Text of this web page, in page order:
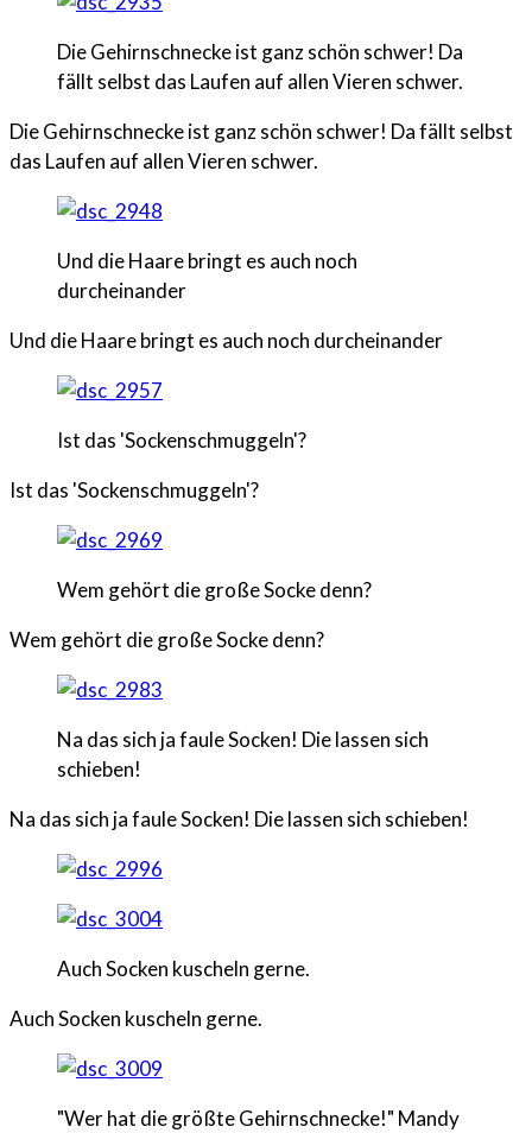
Die Gehirnschnecke ist ganz schön schwer! Da
fällt selbst das Laufen auf allen Vieren schwer.
Die Gehirnschnecke ist ganz schön schwer! Da fällt selbst
das Laufen auf allen Vieren schwer.
Und die Haare bringt es auch noch
durcheinander
Und die Haare bringt es auch noch durcheinander
Ist das 'Sockenschmuggeln'?
Ist das 'Sockenschmuggeln'?
Wem gehört die große Socke denn?
Wem gehört die große Socke denn?
Na das sich ja faule Socken! Die lassen sich
schieben!
Na das sich ja faule Socken! Die lassen sich schieben!
Auch Socken kuscheln gerne.
Auch Socken kuscheln gerne.
"Wer hat die größte Gehirnschnecke!" Mandy